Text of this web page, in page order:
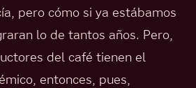
pero cómo si ya estábamos
lo de tantos años. Pero,
del café tienen el
entonces, pues,